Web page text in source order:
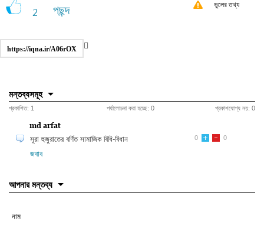
2 পছন্দ ভুলের তথ্য
https://iqna.ir/A06rOX
মন্তব্যসমূহ
প্রকাশিত: 1 পর্যালোচনা করা হচ্ছে: 0 প্রকাশযোগ্য নয়: 0
md arfat
0
0
সূরা হুজুরাতের বর্ণিত সামাজিক বিধি-বিধান
জবাব
আপনার মন্তব্য
নাম